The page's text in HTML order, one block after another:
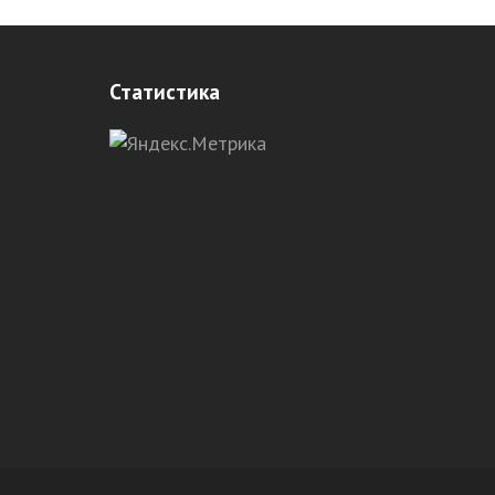
Статистика